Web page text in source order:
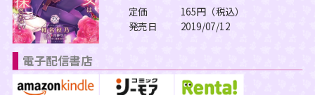
arca comics
G-Lish
ジャンルから探す
BLコミック
メニュー
ニュース
定価 165円（税込）
発売日 2019/07/12
電子配信書店